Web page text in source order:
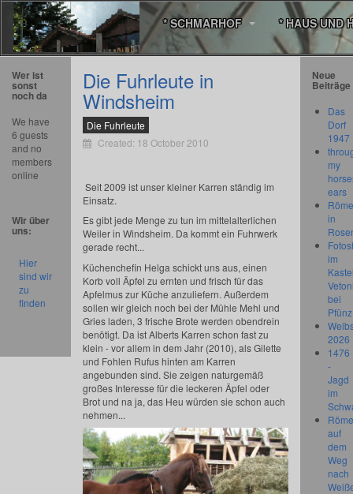
* SCHMARHOF * HAUS UND
Die Fuhrleute in
Windsheim
Die Fuhrleute
Created: 18 October 2010
Seit 2009 ist unser kleiner Karren ständig im
Einsatz.
Es gibt jede Menge zu tun im mittelalterlichen
Weiler in Windsheim. Da kommt ein Fuhrwerk
gerade recht...
Küchenchefin Helga schickt uns aus, einen
Korb voll Äpfel zu ernten und frisch für das
Apfelmus zur Küche anzuliefern. Außerdem
sollen wir gleich noch bei der Mühle Mehl und
Gries laden, 3 frische Brote werden obendrein
benötigt. Da ist Alberts Karren schon fast zu
klein - vor allem in dem Jahr (2010), als Gilette
und Fohlen Rufus hinten am Karren
angebunden sind. Sie zeigen naturgemäß
großes Interesse für die leckeren Äpfel oder
Brot und na ja, das Heu würden sie schon auch
nehmen...
Wer ist
sonst
noch da
We have
6 guests
and no
members
online
Wir über
uns:
Hier
sind wir
zu
finden
Neue
Beiträge
Das
Dorf
1947
my
ears
in
im
bei
Pfünz
2026
1476
-
Jagd
im
auf
dem
Weg
nach